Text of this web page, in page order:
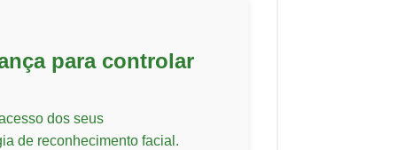
para controlar
dos seus
de reconhecimento facial.